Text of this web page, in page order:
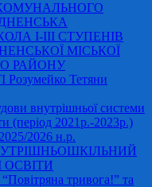
КОМУНАЛЬНОГО
І-ІІІ СТУПЕНІВ
МІСЬКОЇ
РАЙОНУ
Тетяни
внутрішньої системи
(період 2021р.-2023р.)
2026 н.р.
ОСВІТИ
тривога!” та